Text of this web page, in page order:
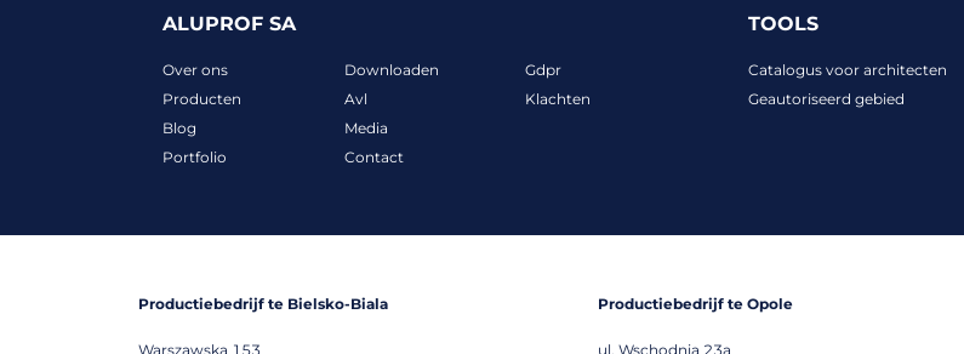
ALUPROF SA
Over ons
Producten
Blog
Portfolio
Downloaden
Avl
Media
Contact
Gdpr
Klachten
TOOLS
Catalogus voor architecten
Geautoriseerd gebied
Productiebedrijf te Bielsko-Biala
Warszawska 153
Productiebedrijf te Opole
ul. Wschodnia 23a